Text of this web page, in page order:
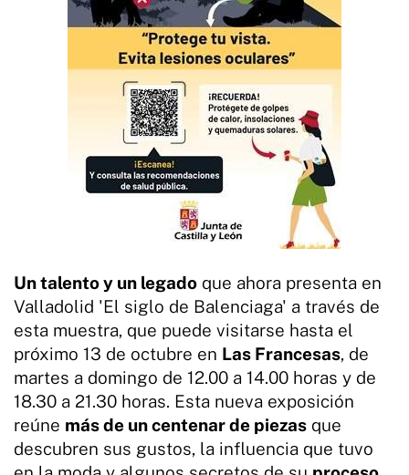
Un talento y un legado que ahora presenta en
Valladolid 'El siglo de Balenciaga' a través de
esta muestra, que puede visitarse hasta el
próximo 13 de octubre en Las Francesas, de
martes a domingo de 12.00 a 14.00 horas y de
18.30 a 21.30 horas. Esta nueva exposición
reúne más de un centenar de piezas que
descubren sus gustos, la influencia que tuvo